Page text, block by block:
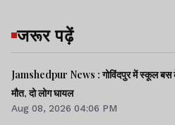
जरूर पढ़ें
Jamshedpur News : गोविंदपुर में स्कूल बस
मौत, दो लोग घायल
Aug 08, 2026 04:06 PM